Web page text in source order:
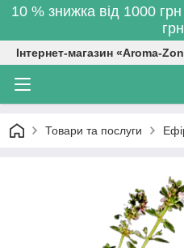
10 % знижка від 1000
Інтернет-магазин «Aroma-
Товари та послуги